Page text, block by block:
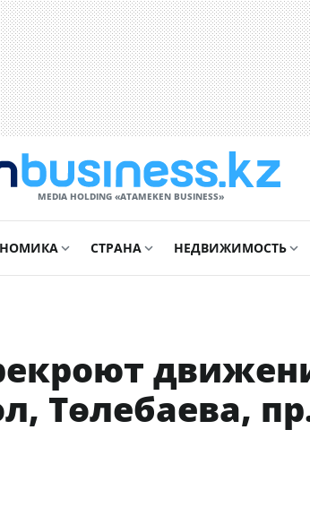
MEDIA HOLDING «ATAMEKЕN BUSINESS»
СТРАНА НЕДВИЖИМОСТЬ
Төлебаева,